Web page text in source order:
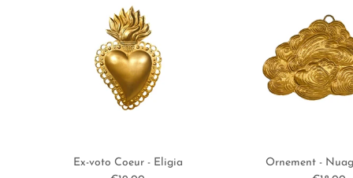
Ex-voto Coeur - Eligia
Ornement -